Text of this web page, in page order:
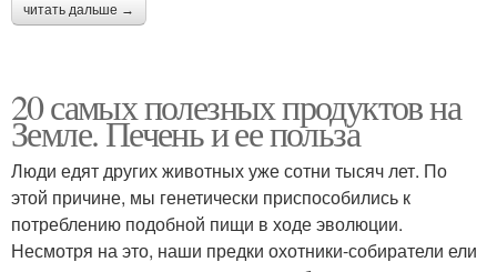
читать дальше →
20 самых полезных продуктов на
Земле. Печень и ее польза
Люди едят других животных уже сотни тысяч лет. По
этой причине, мы генетически приспособились к
потреблению подобной пищи в ходе эволюции.
Несмотря на это, наши предки охотники-собиратели ели